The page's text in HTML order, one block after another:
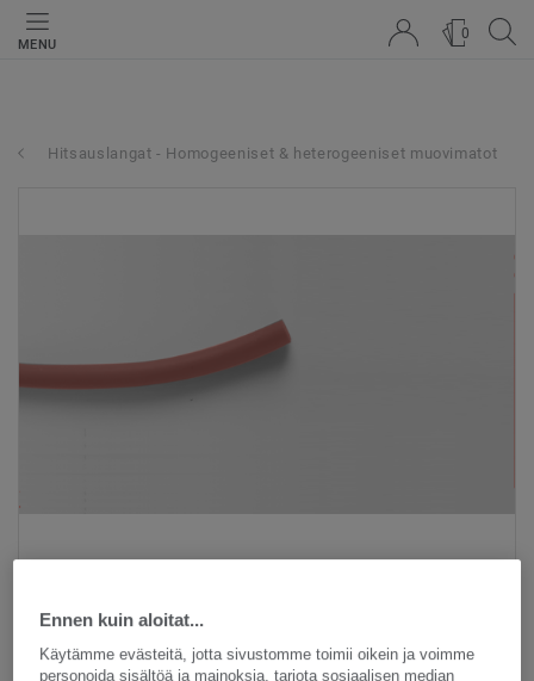
MENU
0
Hitsauslangat - Homogeeniset & heterogeeniset muovimatot
Ennen kuin aloitat...
Käytämme evästeitä, jotta sivustomme toimii oikein ja voimme
personoida sisältöä ja mainoksia, tarjota sosiaalisen median